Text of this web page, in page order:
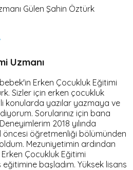
Gülen Şahin Öztürk
Uzmanı
Erken Çocukluk Eğitimi
Sizler için erken çocukluk
konularda yazılar yazmaya ve
Sorularınız için bana
2018 yılında
öncesi öğretmenliği bölümünden
Mezuniyetimin ardından
Çocukluk Eğitimi
başladım. Yüksek lisans